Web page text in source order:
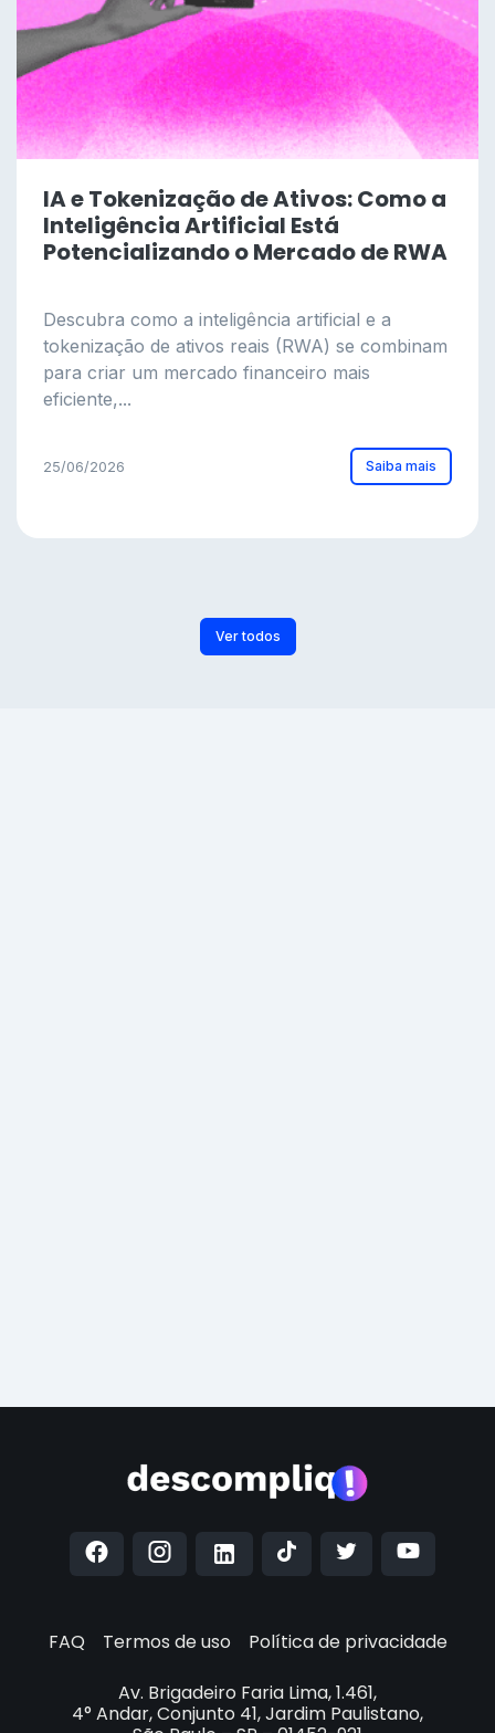
IA e Tokenização de Ativos: Como a
Inteligência Artificial Está
Potencializando o Mercado de RWA
Descubra como a inteligência artificial e a
tokenização de ativos reais (RWA) se combinam
para criar um mercado financeiro mais
eficiente,...
25/06/2026 Saiba mais
Ver todos
FAQ Termos de uso
Política de privacidade
Av. Brigadeiro Faria Lima, 1.461,
4° Andar, Conjunto 41, Jardim Paulistano,